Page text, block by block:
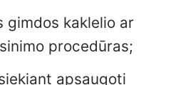
gimdos kaklelio ar
procedūras;
apsaugoti